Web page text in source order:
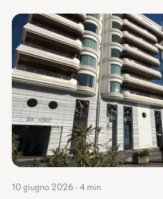
10 giugno 2026 - 4 min